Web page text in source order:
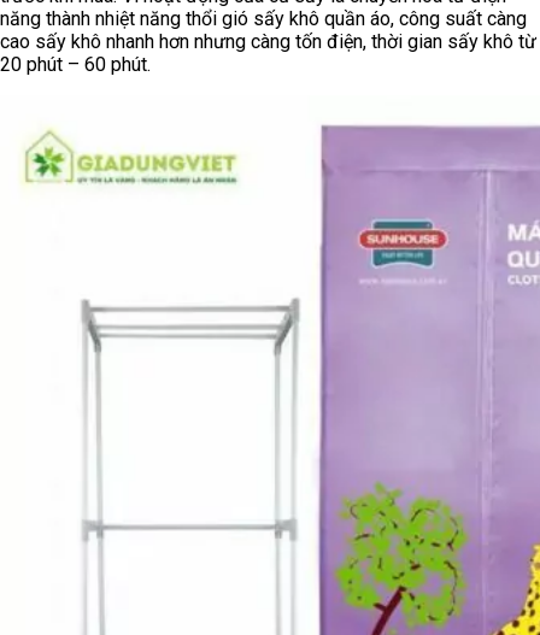
năng thành nhiệt năng thổi gió sấy khô quần áo, công suất càng
cao sấy khô nhanh hơn nhưng càng tốn điện, thời gian sấy khô từ
20 phút – 60 phút.